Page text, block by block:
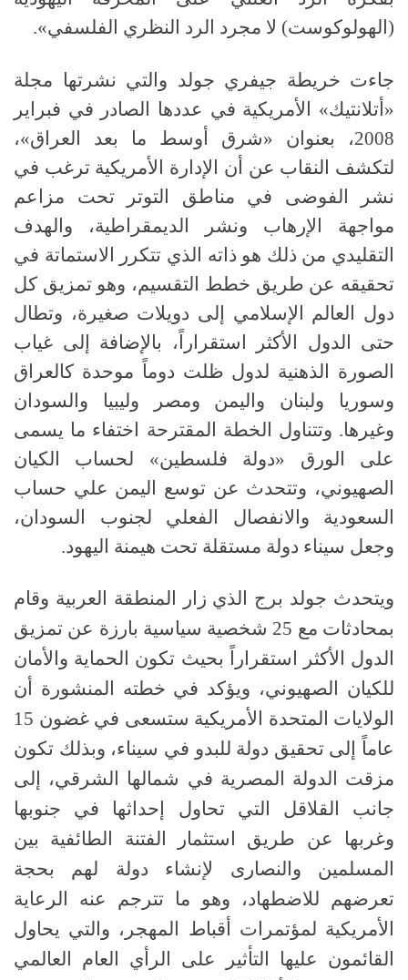
( الهولوكوست) لا مجرد الرد النظري الفلسفي».
جاءت خريطة جيفري جولد والتي نشرتها مجلة
« أتلانتيك»
الأمريكية في عددها الصادر في فبراير
2008، بعنوان «شرق أوسط ما بعد العراق»،
لتكشف النقاب عن أن الإدارة الأمريكية ترغب في
نشر الفوضى في مناطق التوتر تحت مزاعم
مواجهة الإرهاب ونشر الديمقراطية، والهدف
التقليدي من ذلك هو ذاته الذي تتكرر الاستماتة في
تحقيقه عن طريق خطط التقسيم، وهو تمزيق كل
دول العالم الإسلامي إلى دويلات صغيرة، وتطال
حتى الدول الأكثر استقراراً، بالإضافة إلى غياب
الصورة الذهنية لدول ظلت دوماً موحدة كالعراق
وسوريا ولبنان واليمن ومصر وليبيا والسودان
وغيرها. وتتناول الخطة المقترحة اختفاء ما يسمى
على الورق «دولة فلسطين» لحساب الكيان
الصهيوني، وتتحدث عن توسع اليمن علي حساب
السعودية والانفصال الفعلي لجنوب السودان،
وجعل سيناء دولة مستقلة تحت هيمنة اليهود.
ويتحدث جولد برج الذي زار المنطقة العربية وقام
بمحادثات مع
شخصية سياسية بارزة عن تمزيق
الدول الأكثر استقراراً بحيث تكون الحماية والأمان
للكيان الصهيوني، ويؤكد في خطته المنشورة أن
الولايات المتحدة الأمريكية ستسعى في غضون
عاماً إلى تحقيق دولة للبدو في سيناء، وبذلك تكون
مزقت الدولة المصرية في شمالها الشرقي، إلى
جانب القلاقل التي تحاول إحداثها في جنوبها
وغربها عن طريق استثمار الفتنة الطائفية بين
المسلمين والنصارى لإنشاء دولة لهم بحجة
تعرضهم للاضطهاد، وهو ما تترجم عنه الرعاية
الأمريكية لمؤتمرات أقباط المهجر، والتي يحاول
القائمون عليها التأثير على الرأي العام العالمي